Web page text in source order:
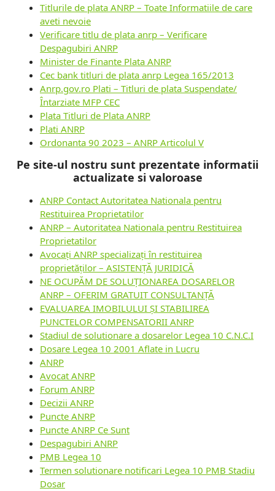
Titlurile de plata ANRP – Toate Informatiile de care
aveti nevoie
Verificare titlu de plata anrp – Verificare
Despagubiri ANRP
Minister de Finante Plata ANRP
Cec bank titluri de plata anrp Legea 165/2013
Anrp.gov.ro Plati – Titluri de plata Suspendate/
Întarziate MFP CEC
Plata Titluri de Plata ANRP
Plati ANRP
Ordonanta 90 2023 – ANRP Articolul V
Pe site-ul nostru sunt prezentate informatii
actualizate si valoroase
ANRP Contact Autoritatea Nationala pentru
Restituirea Proprietatilor
ANRP – Autoritatea Nationala pentru Restituirea
Proprietatilor
Avocați ANRP specializați în restituirea
proprietăților – ASISTENȚĂ JURIDICĂ
NE OCUPĂM DE SOLUȚIONAREA DOSARELOR
ANRP – OFERIM GRATUIT CONSULTANȚĂ
EVALUAREA IMOBILULUI ȘI STABILIREA
PUNCTELOR COMPENSATORII ANRP
Stadiul de solutionare a dosarelor Legea 10 C.N.C.I
Dosare Legea 10 2001 Aflate in Lucru
ANRP
Avocat ANRP
Forum ANRP
Decizii ANRP
Puncte ANRP
Puncte ANRP Ce Sunt
Despagubiri ANRP
PMB Legea 10
Termen solutionare notificari Legea 10 PMB Stadiu
Dosar